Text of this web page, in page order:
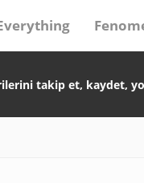
takip et, kaydet,